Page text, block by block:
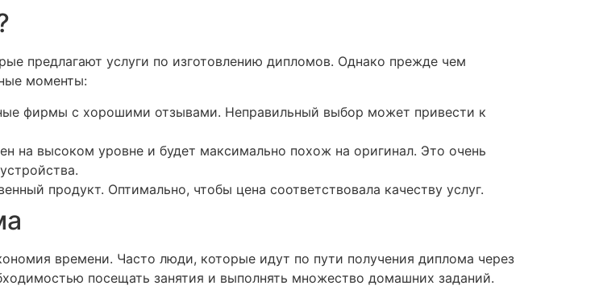
предлагают услуги по изготовлению дипломов. Однако прежде чем
моменты:
фирмы с хорошими отзывами. Неправильный выбор может привести к
на высоком уровне и будет максимально похож на оригинал. Это очень
продукт. Оптимально, чтобы цена соответствовала качеству услуг.
времени. Часто люди, которые идут по пути получения диплома через
посещать занятия и выполнять множество домашних заданий.